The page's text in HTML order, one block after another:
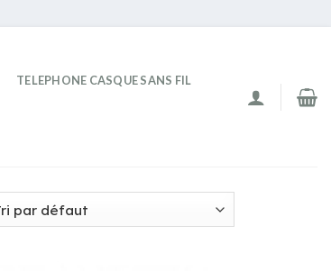
TELEPHONE CASQUE SANS FIL